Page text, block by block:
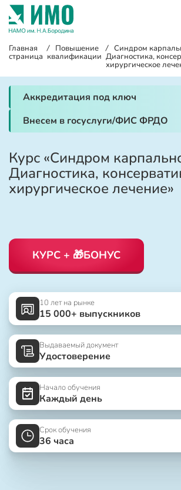
Главная
страница
/ Повышение
квалификации
/ Синдром
Диагностика,
хирургическое
Аккредитация под ключ
Внесем в госуслуги/ФИС ФРДО
Курс «Синдром
Диагностика,
хирургическое лечение»
КУРС + 🎁БОНУС
10 лет на рынке
15 000+ выпускников
Выдаваемый документ
Удостоверение
Начало обучения
Каждый день
Срок обучения
36 часа